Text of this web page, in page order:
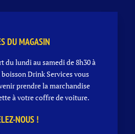
DU MAGASIN
du lundi au samedi de 8h30 à
Drink Services vous
prendre la marchandise
à votre coffre de voiture.
NOUS !